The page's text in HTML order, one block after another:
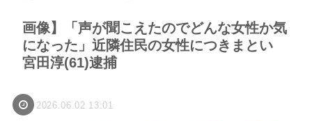
画像】「声が聞こえたのでどんな女性か気
になった」近隣住民の女性につきまとい
宮田淳(61)逮捕
2026.06.02 13:01